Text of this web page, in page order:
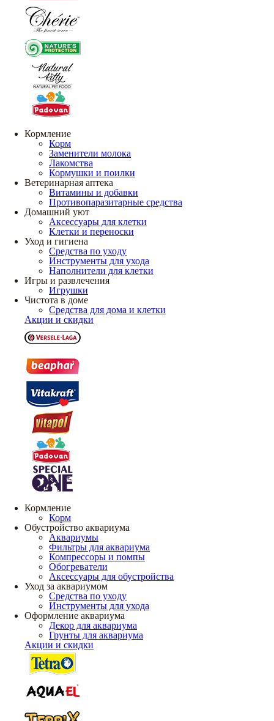
Кормление
Корм
Заменители молока
Лакомства
Кормушки и поилки
Ветеринарная аптека
Витамины и добавки
Противопаразитарные средства
Домашний уют
Аксессуары для клетки
Клетки и переноски
Уход и гигиена
Средства по уходу
Инструменты для ухода
Наполнители для клетки
Игры и развлечения
Игрушки
Чистота в доме
Средства для дома и клетки
Акции и скидки
Кормление
Корм
Обустройство аквариума
Аквариумы
Фильтры для аквариума
Компрессоры и помпы
Обогреватели
Аксессуары для обустройства
Уход за аквариумом
Средства по уходу
Инструменты для ухода
Оформление аквариума
Декор для аквариума
Грунты для аквариума
Акции и скидки